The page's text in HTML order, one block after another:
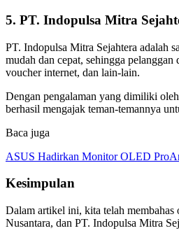
5. PT. Indopulsa Mitra
PT. Indopulsa Mitra Sejahtera adalah
mudah dan cepat, sehingga
voucher internet, dan lain-lain.
Dengan pengalaman yang dimiliki
berhasil mengajak teman-temannya
Baca juga
ASUS Hadirkan Monitor OLED
Kesimpulan
Dalam artikel ini, kita telah
Nusantara, dan PT. Indopulsa Mitra